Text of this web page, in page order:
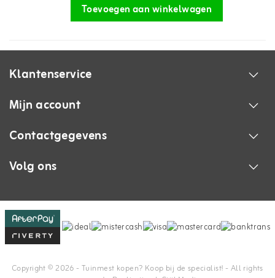
Toevoegen aan winkelwagen
Klantenservice
Mijn account
Contactgegevens
Volg ons
Copyright © 2026 - Tuinmest kopen? Koop bij de specialist! - All rights